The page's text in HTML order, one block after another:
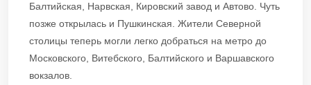
Балтийская, Нарвская, Кировский завод и Автово. Чуть
позже открылась и Пушкинская. Жители Северной
столицы теперь могли легко добраться на метро до
Московского, Витебского, Балтийского и Варшавского
вокзалов.